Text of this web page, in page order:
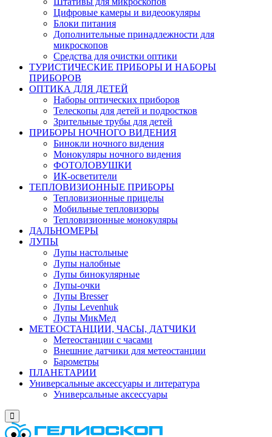
Цифровые камеры и видеоокуляры
Блоки питания
Дополнительные принадлежности для
микроскопов
Средства для очистки оптики
ТУРИСТИЧЕСКИЕ ПРИБОРЫ И НАБОРЫ
ПРИБОРОВ
ОПТИКА ДЛЯ ДЕТЕЙ
Наборы оптических приборов
Телескопы для детей и подростков
Зрительные трубы для детей
ПРИБОРЫ НОЧНОГО ВИДЕНИЯ
Бинокли ночного видения
Монокуляры ночного видения
ФОТОЛОВУШКИ
ИК-осветители
ТЕПЛОВИЗИОННЫЕ ПРИБОРЫ
Тепловизионные прицелы
Мобильные тепловизоры
Тепловизионные монокуляры
ДАЛЬНОМЕРЫ
ЛУПЫ
Лупы настольные
Лупы налобные
Лупы бинокулярные
Лупы-очки
Лупы Bresser
Лупы Levenhuk
Лупы МикМед
МЕТЕОСТАНЦИИ, ЧАСЫ, ДАТЧИКИ
Метеостанции с часами
Внешние датчики для метеостанции
Барометры
ПЛАНЕТАРИИ
Универсальные аксессуары и литература
Универсальные аксессуары